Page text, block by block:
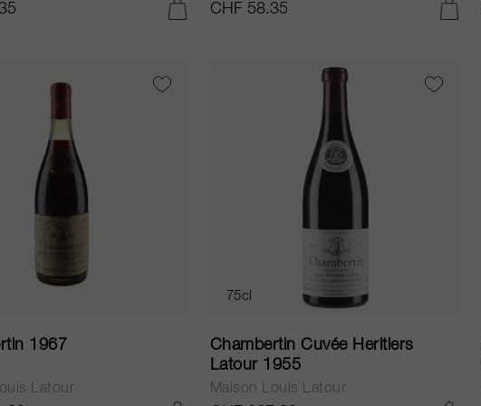
CHF 58.35
1967
Latour
75cl
Chambertin Cuvée Heritiers
Latour 1955
Maison Louis Latour